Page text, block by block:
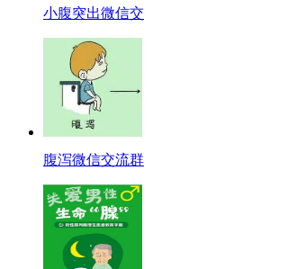
小腹突出微信交
腹泻微信交流群